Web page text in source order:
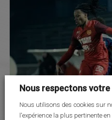
Nous respectons votre
Nous utilisons des cookies sur
l'expérience la plus pertinente